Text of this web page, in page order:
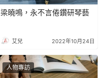
梁曉鳴，永不言倦鑽研琴藝
艾兒 2022年10月24日
人物專訪